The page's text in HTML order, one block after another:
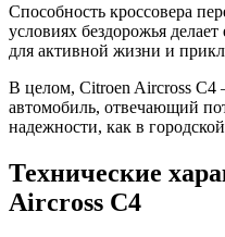
Способность кроссовера
условиях бездорожья
для активной жизни и
В целом, Citroen Aircross
автомобиль, отвечающий
надежности, как в
Технические
Aircross C4